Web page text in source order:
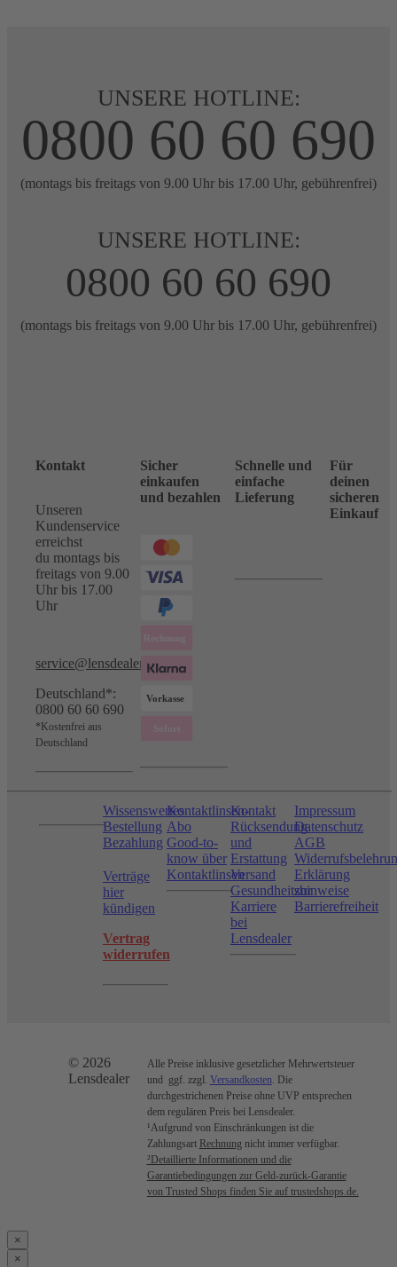
UNSERE HOTLINE:
0800 60 60 690
(montags bis freitags von 9.00 Uhr bis 17.00 Uhr, gebührenfrei)
UNSERE HOTLINE:
0800 60 60 690
(montags bis freitags von 9.00 Uhr bis 17.00 Uhr, gebührenfrei)
Kontakt
Unseren
Kundenservice
erreichst
du montags bis
freitags von 9.00
Uhr bis 17.00
Uhr
service@lensdealer.com
Deutschland*:
0800 60 60 690
*Kostenfrei aus
Deutschland
Sicher
einkaufen
und bezahlen
Schnelle und
einfache
Lieferung
Für
deinen
sicheren
Einkauf
Wissenswertes
Bestellung
Bezahlung
Verträge
hier
kündigen
Vertrag
widerrufen
Kontaktlinsen-
Abo
Good-to-
know über
Kontaktlinsen
Kontakt
Rücksendung
und
Erstattung
Versand
Gesundheitshinweise
Karriere
bei
Lensdealer
Impressum
Datenschutz
AGB
Erklärung
zur
Barrierefreiheit
© 2026
Lensdealer
Alle Preise inklusive gesetzlicher Mehrwertsteuer
und ggf. zzgl. Versandkosten. Die
durchgestrichenen Preise ohne UVP entsprechen
dem regulären Preis bei Lensdealer.
¹Aufgrund von Einschränkungen ist die
Zahlungsart Rechnungnicht immer verfügbar.
²Detaillierte Informationen und die
Garantiebedingungen zur Geld-zurück-Garantie
von Trusted Shops finden Sie auf trustedshops.de.
×
×